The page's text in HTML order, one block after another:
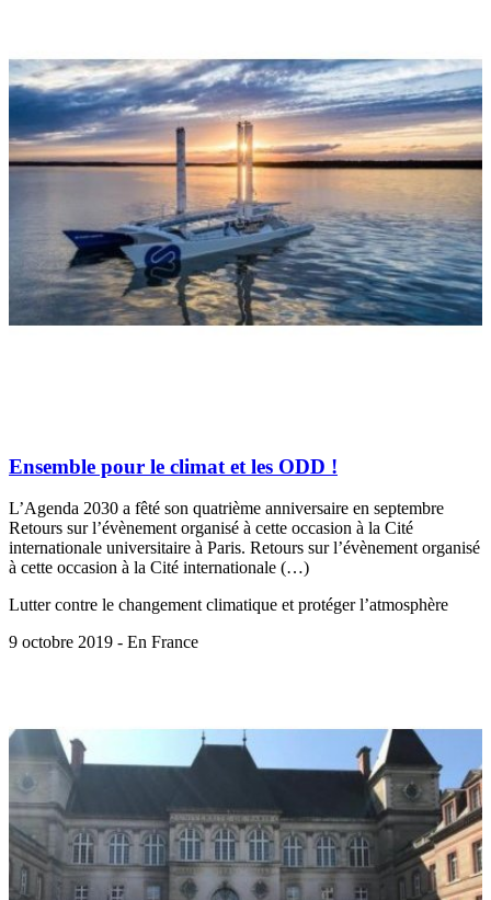
Ensemble pour le climat et les ODD !
L’Agenda 2030 a fêté son quatrième anniversaire en septembre
Retours sur l’évènement organisé à cette occasion à la Cité
internationale universitaire à Paris. Retours sur l’évènement organisé
à cette occasion à la Cité internationale (…)
Lutter contre le changement climatique et protéger l’atmosphère
9 octobre 2019 - En France